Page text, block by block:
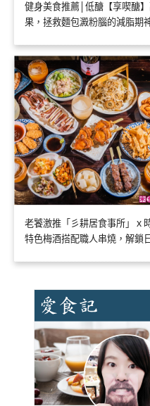
健身美食推薦│低醣【享喫醣
果，拯救麵包澱粉腦的減脂期
老饕激推「彡耕居食事所」ｘ
特色梅酒搭配職人串燒，解鎖